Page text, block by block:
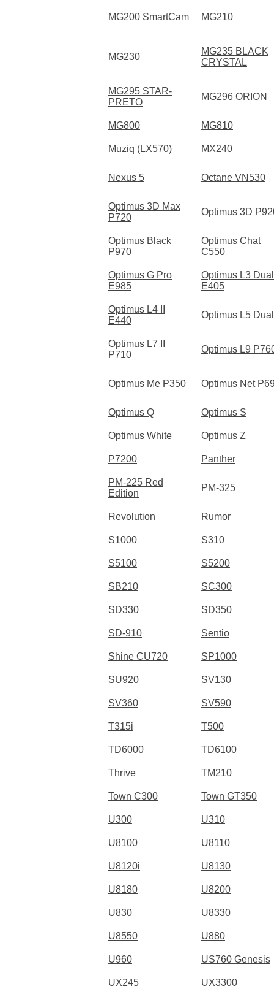
MG200 SmartCam MG210
MG230
MG235 BLACK
CRYSTAL
MG295 STAR-
PRETO
MG296 ORION
MG800 MG810
Muziq (LX570) MX240
Nexus 5 Octane VN530
Optimus 3D Max
P720
Optimus 3D
Optimus Black
P970
Optimus Chat
C550
Optimus G Pro
E985
Optimus L3 Dual
E405
Optimus L4 II
E440
Optimus L5 Dual
Optimus L7 II
P710
Optimus L9
Optimus Me P350 Optimus Net
Optimus Q Optimus S
Optimus White Optimus Z
P7200 Panther
PM-225 Red
Edition
PM-325
Revolution Rumor
S1000 S310
S5100 S5200
SB210 SC300
SD330 SD350
SD-910 Sentio
Shine CU720 SP1000
SU920 SV130
SV360 SV590
T315i T500
TD6000 TD6100
Thrive TM210
Town C300 Town GT350
U300 U310
U8100 U8110
U8120i U8130
U8180 U8200
U830 U8330
U8550 U880
U960 US760 Genesis
UX245 UX3300